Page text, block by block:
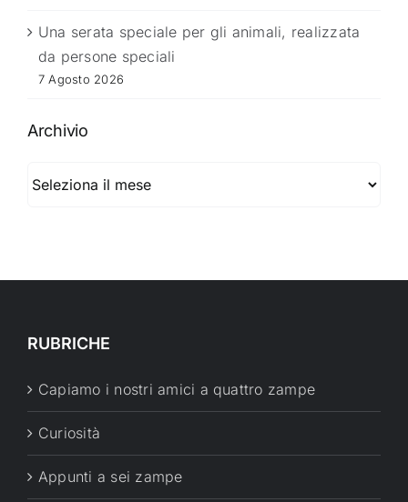
Una serata speciale per gli animali, realizzata
da persone speciali
7 Agosto 2026
Archivio
RUBRICHE
Capiamo i nostri amici a quattro zampe
Curiosità
Appunti a sei zampe